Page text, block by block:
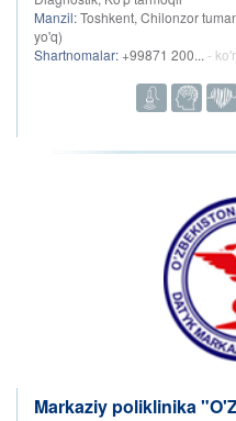
Manzil:Toshkent, Chilonzor
yo'q)
Shartnomalar: +99871 200... -
Markaziy poliklinika